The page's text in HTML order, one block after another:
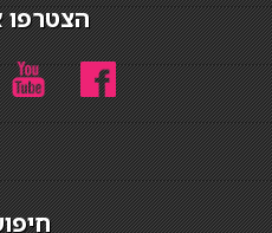
הצטרפו